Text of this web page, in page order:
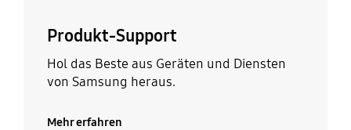
Produkt-Support
Hol das Beste aus Geräten und Diensten
von Samsung heraus.
Mehr erfahren